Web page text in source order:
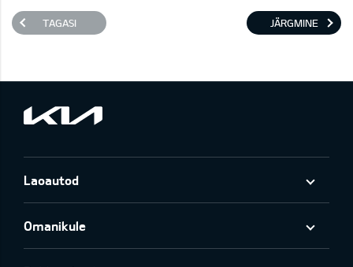
TAGASI JÄRGMINE
Laoautod
Omanikule